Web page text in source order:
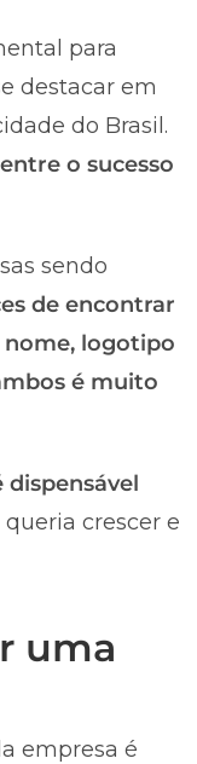
para
destacar em
do Brasil.
o sucesso
sendo
de encontrar
logotipo
é muito
dispensável
crescer e
uma
empresa é